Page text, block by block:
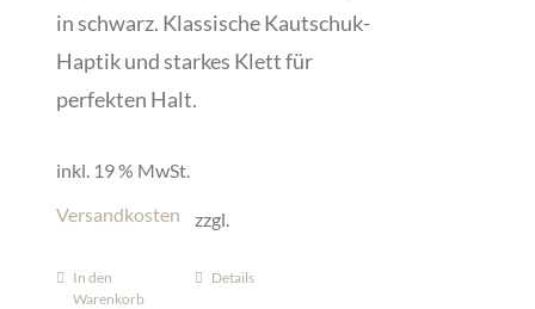
in schwarz. Klassische Kautschuk-
Haptik und starkes Klett für
perfekten Halt.
inkl. 19 % MwSt.
zzgl.
Versandkosten
In den
Warenkorb
Details